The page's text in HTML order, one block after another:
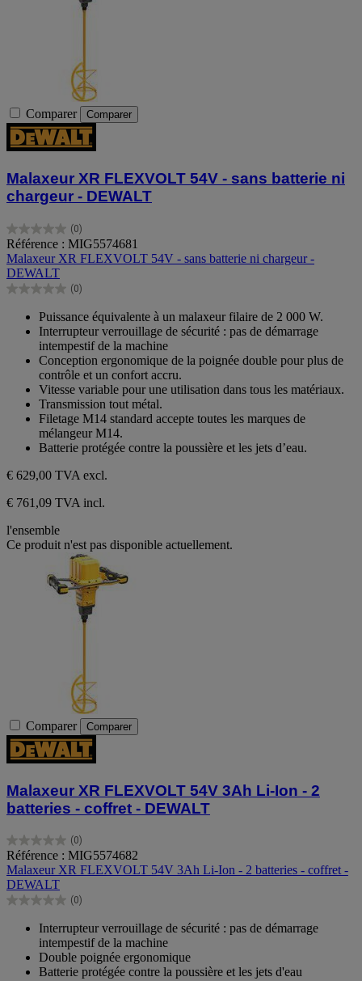
Comparer Comparer
Malaxeur XR FLEXVOLT 54V - sans batterie ni
chargeur - DEWALT
(0)
0.0
sur
5
étoiles.
Référence : MIG5574681
Malaxeur XR FLEXVOLT 54V - sans batterie ni chargeur -
DEWALT
(0)
0.0
étoiles.
Puissance équivalente à un malaxeur filaire de 2 000 W.
Interrupteur verrouillage de sécurité : pas de démarrage
intempestif de la machine
Conception ergonomique de la poignée double pour plus de
contrôle et un confort accru.
Vitesse variable pour une utilisation dans tous les matériaux.
Transmission tout métal.
Filetage M14 standard accepte toutes les marques de
mélangeur M14.
Batterie protégée contre la poussière et les jets d’eau.
€ 629,00 TVA excl.
€ 761,09 TVA incl.
l'ensemble
Ce produit n'est pas disponible actuellement.
Comparer Comparer
Malaxeur XR FLEXVOLT 54V 3Ah Li-Ion - 2
batteries - coffret - DEWALT
(0)
0.0
sur
5
étoiles.
Référence : MIG5574682
Malaxeur XR FLEXVOLT 54V 3Ah Li-Ion - 2 batteries - coffret -
DEWALT
(0)
0.0
étoiles.
Interrupteur verrouillage de sécurité : pas de démarrage
intempestif de la machine
Double poignée ergonomique
Batterie protégée contre la poussière et les jets d'eau